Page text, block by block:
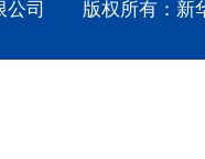
公司 版权所有：新